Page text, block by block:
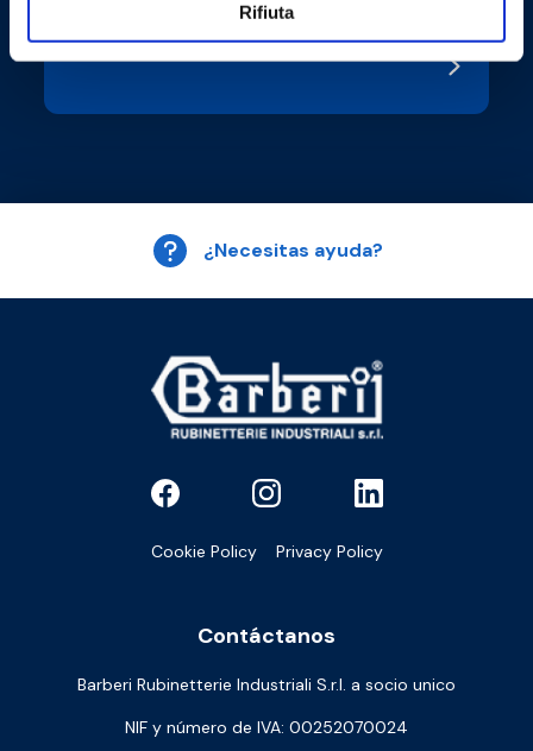
Rifiuta
¿Necesitas ayuda?
Cookie Policy Privacy Policy
Contáctanos
Barberi Rubinetterie Industriali S.r.l. a socio unico
NIF y número de IVA: 00252070024